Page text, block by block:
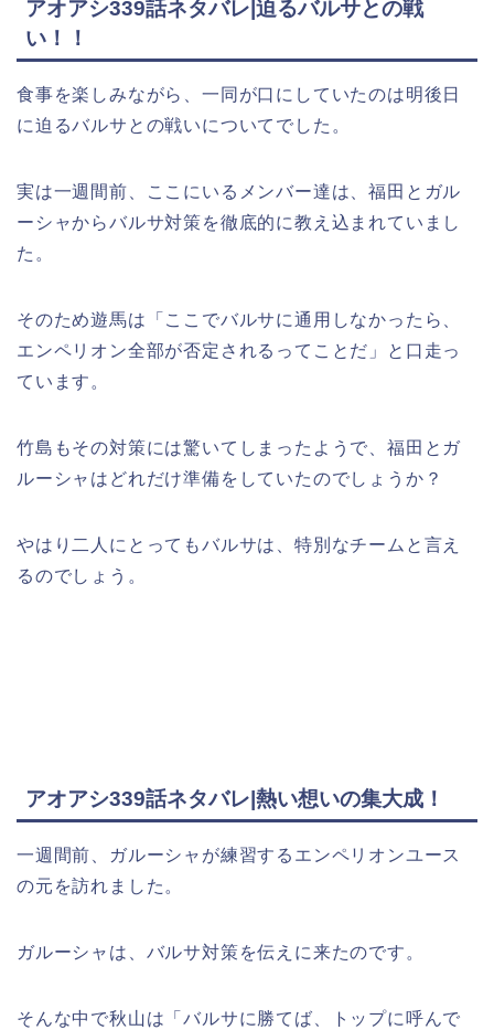
アオアシ339話ネタバレ|迫るバルサとの戦
い！！
食事を楽しみながら、一同が口にしていたのは明後日
に迫るバルサとの戦いについてでした。
実は一週間前、ここにいるメンバー達は、福田とガル
ーシャからバルサ対策を徹底的に教え込まれていまし
た。
そのため遊馬は「ここでバルサに通用しなかったら、
エンペリオン全部が否定されるってことだ」と口走っ
ています。
竹島もその対策には驚いてしまったようで、福田とガ
ルーシャはどれだけ準備をしていたのでしょうか？
やはり二人にとってもバルサは、特別なチームと言え
るのでしょう。
アオアシ339話ネタバレ|熱い想いの集大成！
一週間前、ガルーシャが練習するエンペリオンユース
の元を訪れました。
ガルーシャは、バルサ対策を伝えに来たのです。
そんな中で秋山は「バルサに勝てば、トップに呼んで